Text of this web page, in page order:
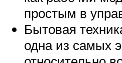
простым в
Бытовая
одна из самых